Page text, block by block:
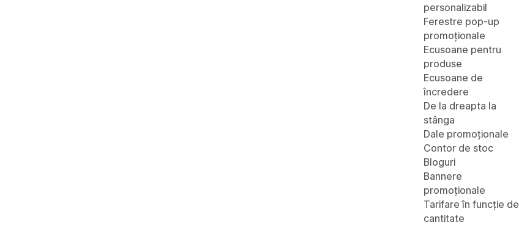
personalizabil
Ferestre pop-up
promoționale
Ecusoane pentru
produse
Ecusoane de
încredere
De la dreapta la
stânga
Dale promoționale
Contor de stoc
Bloguri
Bannere
promoționale
Tarifare în funcție de
cantitate